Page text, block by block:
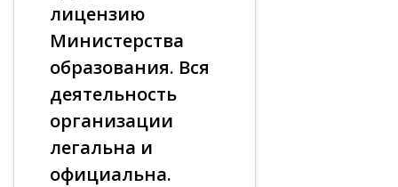
лицензию
Министерства
образования. Вся
деятельность
организации
легальна и
официальна.